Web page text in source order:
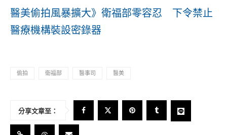
醫美偷拍風暴擴大》衛福部零容忍 下令禁止
醫療機構裝設密錄器
偷拍 衛福部 醫事司 醫美
分享文章至：